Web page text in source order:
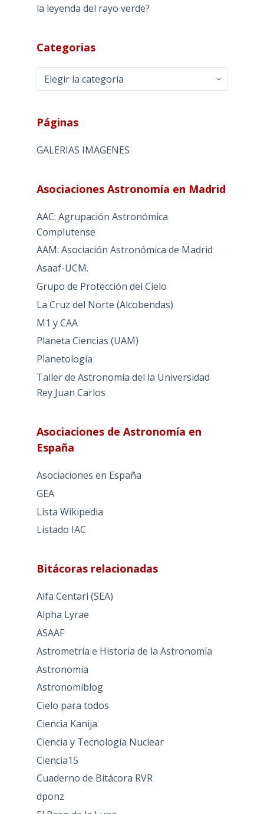
la leyenda del rayo verde?
Categorias
Categorias
Páginas
GALERIAS IMAGENES
Asociaciones Astronomía en Madrid
AAC: Agrupación Astronómica
Complutense
AAM: Asociación Astronómica de Madrid
Asaaf-UCM.
Grupo de Protección del Cielo
La Cruz del Norte (Alcobendas)
M1 y CAA
Planeta Ciencias (UAM)
Planetología
Taller de Astronomía del la Universidad
Rey Juan Carlos
Asociaciones de Astronomía en
España
Asociaciones en España
GEA
Lista Wikipedia
Listado IAC
Bitácoras relacionadas
Alfa Centari (SEA)
Alpha Lyrae
ASAAF
Astrometría e Historia de la Astronomía
Astronomia
Astronomiblog
Cielo para todos
Ciencia Kanija
Ciencia y Tecnología Nuclear
Ciencia15
Cuaderno de Bitácora RVR
dponz